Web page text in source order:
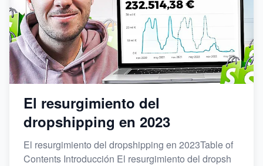
El resurgimiento del
dropshipping en 2023
El resurgimiento del dropshipping en 2023Table of
Contents Introducción El resurgimiento del dropsh